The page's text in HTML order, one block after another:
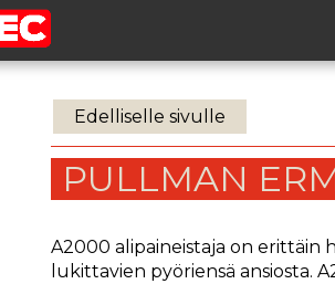
Edelliselle sivulle
PULLMAN
A2000 alipaineistaja on erittäin
lukittavien pyöriensä ansiosta.